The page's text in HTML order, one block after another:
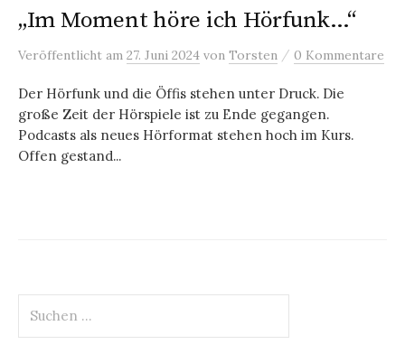
„Im Moment höre ich Hörfunk…“
Veröffentlicht am 27. Juni 2024 von Torsten / 0 Kommentare
Der Hörfunk und die Öffis stehen unter Druck. Die
große Zeit der Hörspiele ist zu Ende gegangen.
Podcasts als neues Hörformat stehen hoch im Kurs.
Offen gestand...
nach: